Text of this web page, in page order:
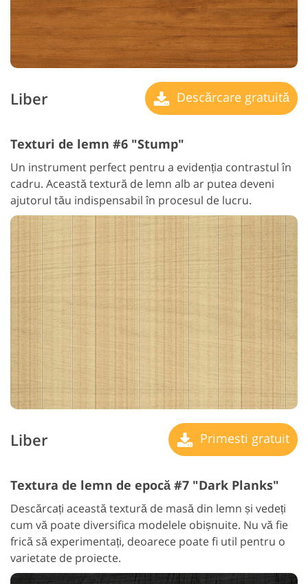
Liber Descărcare gratuită
Texturi de lemn #6 "Stump"
Un instrument perfect pentru a evidenția contrastul în
cadru. Această textură de lemn alb ar putea deveni
ajutorul tău indispensabil în procesul de lucru.
Liber Primesti gratuit
Textura de lemn de epocă #7 "Dark Planks"
Descărcați această textură de masă din lemn și vedeți
cum vă poate diversifica modelele obișnuite. Nu vă fie
frică să experimentați, deoarece poate fi util pentru o
varietate de proiecte.